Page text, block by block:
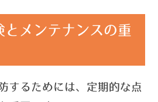
とメンテナンスの重
するためには、定期的な点